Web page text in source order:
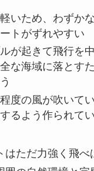
いため、わずか
トがずれやすい
が起きて飛行を
な海域に落とす
度の風が吹いて
るよう作られて
はただ力強く飛べ